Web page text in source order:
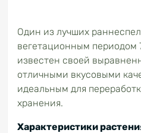
Один из лучших
вегетационным периодом
известен своей
отличными вкусовыми
идеальным для
хранения.
Характеристики